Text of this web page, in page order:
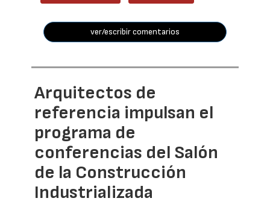
ver/escribir comentarios
Arquitectos de
referencia impulsan el
programa de
conferencias del Salón
de la Construcción
Industrializada